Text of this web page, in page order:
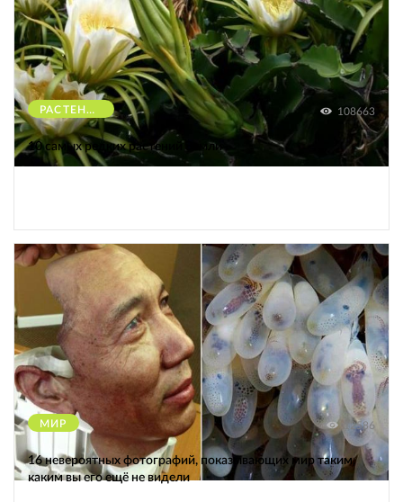
РАСТЕНИЯ 108663
10 самых редких растений Земли
МИР 12586
16 невероятных фотографий, показывающих мир таким,
каким вы его ещё не видели